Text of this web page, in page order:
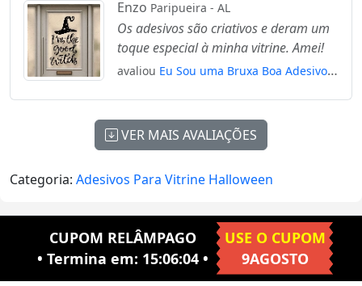
Enzo Paripueira - AL
Os adesivos são criativos e deram um
toque especial à minha vitrine. Amei!
avaliou Eu Sou uma Bruxa Boa Adesivos
VER MAIS AVALIAÇÕES
Categoria: Adesivos Para Vitrine Halloween
CUPOM RELÂMPAGO
• Termina em: 15:06:03•
USE O CUPOM
9AGOSTO